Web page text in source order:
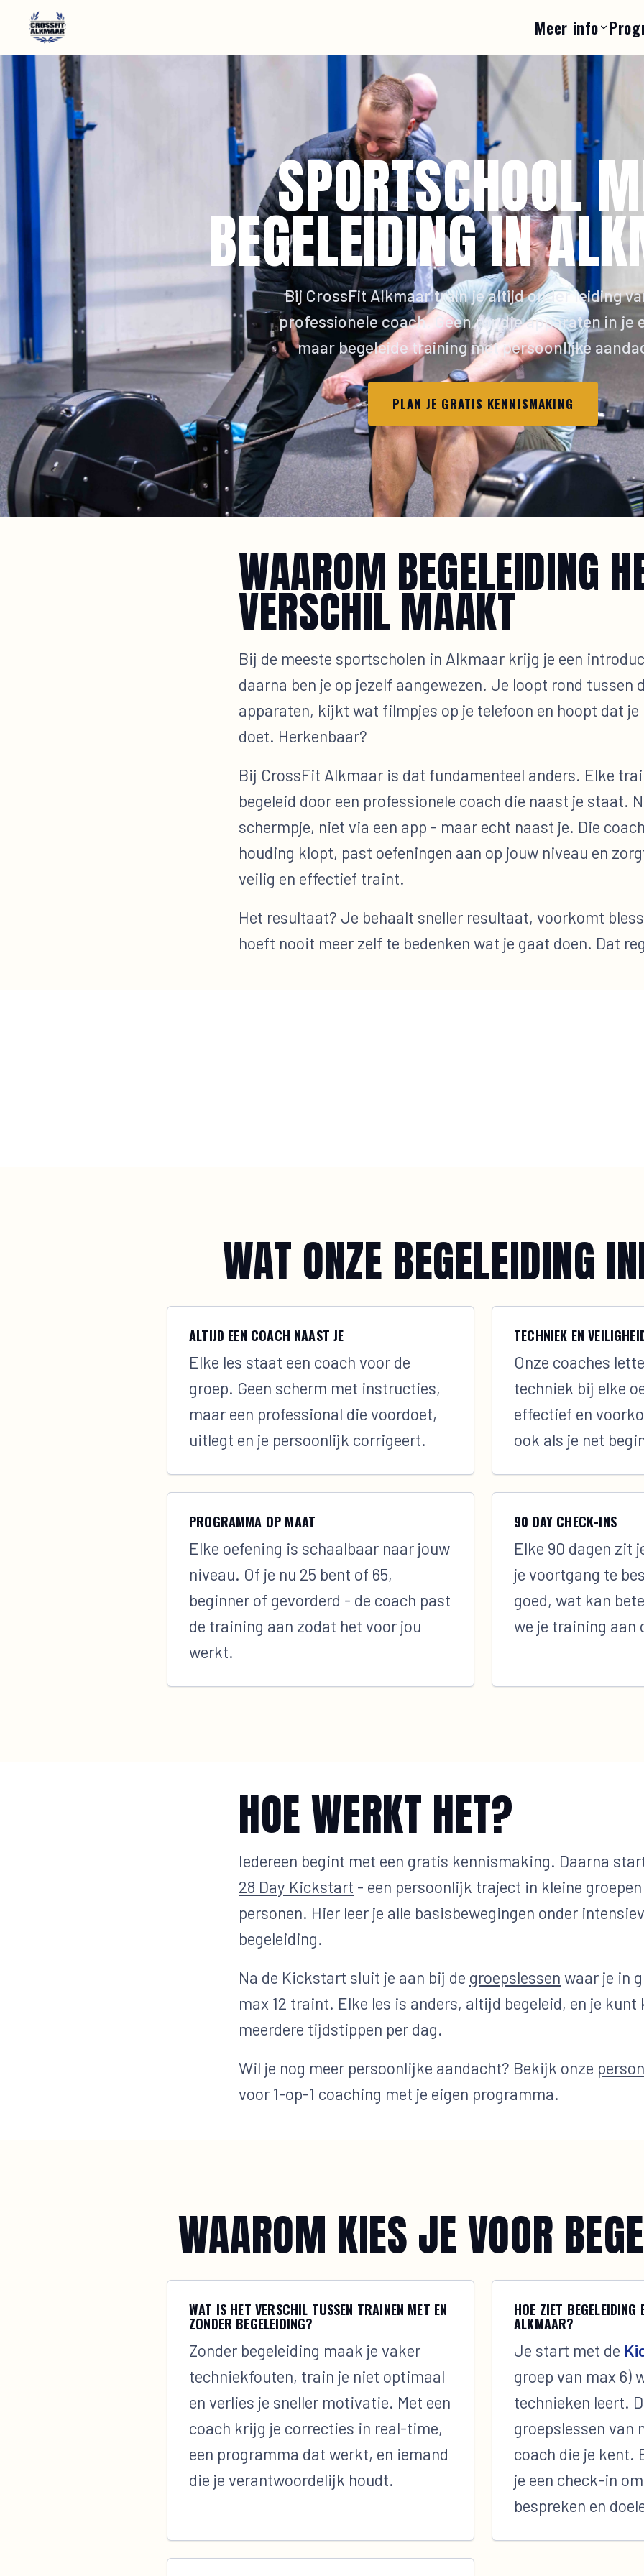
Meer info
SPORTSCHOOL
BEGELEIDING IN
Bij CrossFit Alkmaar train je altijd onder leiding
professionele coach. Geen rondje apparaten in je
maar begeleide training met persoonlijke
PLAN JE GRATIS KENNISMAKING
WAAROM BEGELEIDING
VERSCHIL MAAKT
Bij de meeste sportscholen in Alkmaar krijg je een
daarna ben je op jezelf aangewezen. Je loopt rond tussen
apparaten, kijkt wat filmpjes op je telefoon en hoopt dat je
doet. Herkenbaar?
Bij CrossFit Alkmaar is dat fundamenteel anders. Elke
begeleid door een professionele coach die naast je staat.
schermpje, niet via een app - maar echt naast je. Die
houding klopt, past oefeningen aan op jouw niveau en
veilig en effectief traint.
Het resultaat? Je behaalt sneller resultaat, voorkomt
hoeft nooit meer zelf te bedenken wat je gaat doen. Dat
WAT ONZE BEGELEIDING
ALTIJD EEN COACH NAAST JE
Elke les staat een coach voor de
groep. Geen scherm met instructies,
maar een professional die voordoet,
uitlegt en je persoonlijk corrigeert.
TECHNIEK EN
Onze coaches
techniek bij elke
effectief en
ook als je net
PROGRAMMA OP MAAT
Elke oefening is schaalbaar naar jouw
niveau. Of je nu 25 bent of 65,
beginner of gevorderd - de coach past
de training aan zodat het voor jou
werkt.
90 DAY CHECK-INS
Elke 90 dagen zit
je voortgang te
goed, wat kan
we je training aan
HOE WERKT HET?
Iedereen begint met een gratis kennismaking. Daarna
28 Day Kickstart - een persoonlijk traject in kleine
personen. Hier leer je alle basisbewegingen onder
begeleiding.
Na de Kickstart sluit je aan bij de groepslessen waar je in
max 12 traint. Elke les is anders, altijd begeleid, en je kunt
meerdere tijdstippen per dag.
Wil je nog meer persoonlijke aandacht? Bekijk onze
voor 1-op-1 coaching met je eigen programma.
WAAROM KIES JE VOOR
WAT IS HET VERSCHIL TUSSEN TRAINEN MET EN
ZONDER BEGELEIDING?
Zonder begeleiding maak je vaker
techniekfouten, train je niet optimaal
en verlies je sneller motivatie. Met een
coach krijg je correcties in real-time,
een programma dat werkt, en iemand
die je verantwoordelijk houdt.
HOE ZIET
ALKMAAR?
Je start met de
groep van max 6)
technieken leert.
groepslessen van
coach die je kent.
je een check-in
bespreken en